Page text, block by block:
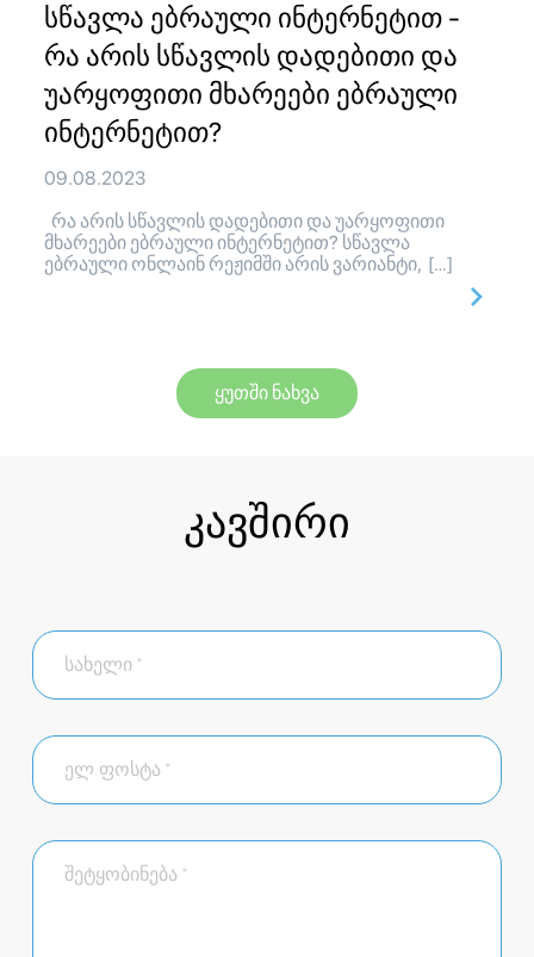
სწავლა ებრაული ინტერნეტით -
რა არის სწავლის დადებითი და
უარყოფითი მხარეები ებრაული
ინტერნეტით?
09.08.2023
რა არის სწავლის დადებითი და უარყოფითი
მხარეები ებრაული ინტერნეტით? სწავლა
ებრაული ონლაინ რეჟიმში არის ვარიანტი, […]
ყუთში ნახვა
კავშირი